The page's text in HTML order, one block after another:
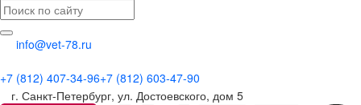
info@vet-78.ru
+7 (812) 407-34-96+7 (812) 603-47-90
г. Санкт-Петербург, ул. Достоевского, дом 5